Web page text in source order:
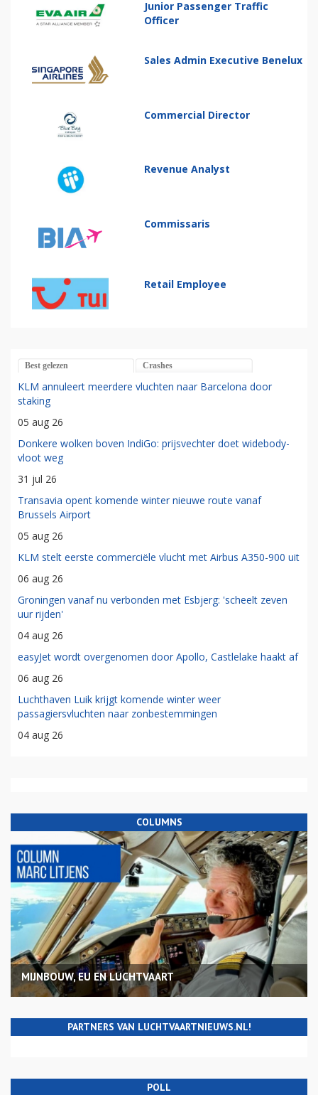
Junior Passenger Traffic
Officer
Sales Admin Executive Benelux
Commercial Director
Revenue Analyst
Commissaris
Retail Employee
Best gelezen Crashes
KLM annuleert meerdere vluchten naar Barcelona door
staking
05 aug 26
Donkere wolken boven IndiGo: prijsvechter doet widebody-
vloot weg
31 jul 26
Transavia opent komende winter nieuwe route vanaf
Brussels Airport
05 aug 26
KLM stelt eerste commerciële vlucht met Airbus A350-900 uit
06 aug 26
Groningen vanaf nu verbonden met Esbjerg: 'scheelt zeven
uur rijden'
04 aug 26
easyJet wordt overgenomen door Apollo, Castlelake haakt af
06 aug 26
Luchthaven Luik krijgt komende winter weer
passagiersvluchten naar zonbestemmingen
04 aug 26
COLUMNS
MIJNBOUW, EU EN LUCHTVAART
PARTNERS VAN LUCHTVAARTNIEUWS.NL!
POLL